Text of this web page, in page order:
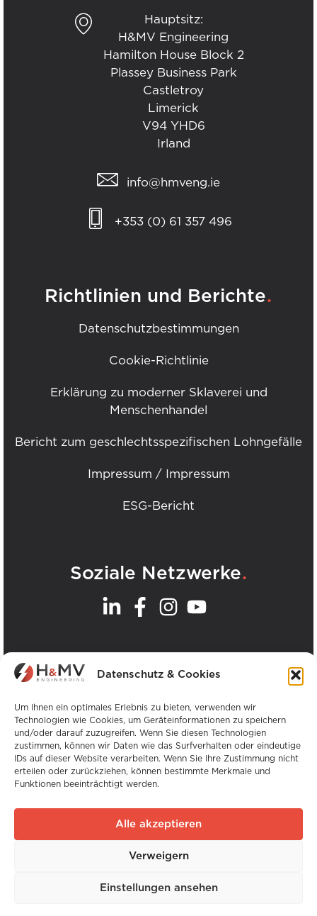
Datenschutz & Cookies
Um Ihnen ein optimales Erlebnis zu bieten, verwenden wir
Technologien wie Cookies, um Geräteinformationen zu speichern
und/oder darauf zuzugreifen. Wenn Sie diesen Technologien
zustimmen, können wir Daten wie das Surfverhalten oder eindeutige
IDs auf dieser Website verarbeiten. Wenn Sie Ihre Zustimmung nicht
erteilen oder zurückziehen, können bestimmte Merkmale und
Funktionen beeinträchtigt werden.
Alle akzeptieren
Verweigern
Einstellungen ansehen
Hauptsitz:
H&MV Engineering
Hamilton House Block 2
Plassey Business Park
Castletroy
Limerick
V94 YHD6
Irland
info@hmveng.ie
+353 (0) 61 357 496
Richtlinien und Berichte.
Datenschutzbestimmungen
Cookie-Richtlinie
Erklärung zu moderner Sklaverei und
Menschenhandel
Bericht zum geschlechtsspezifischen Lohngefälle
Impressum / Impressum
ESG-Bericht
Soziale Netzwerke.
Unsere Büros .
Urheberrecht © H&MV Engineering. Alle Rechte
vorbehalten.
Website von Avalanche